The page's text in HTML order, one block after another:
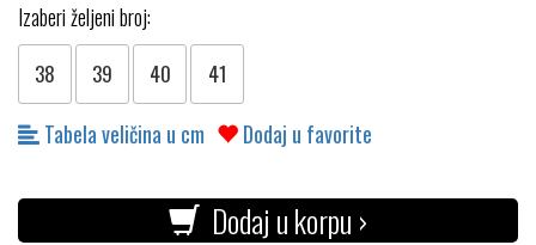
Izaberi željeni broj:
38 39 40 41
Tabela veličina u cm Dodaj u favorite
Dodaj u korpu ›